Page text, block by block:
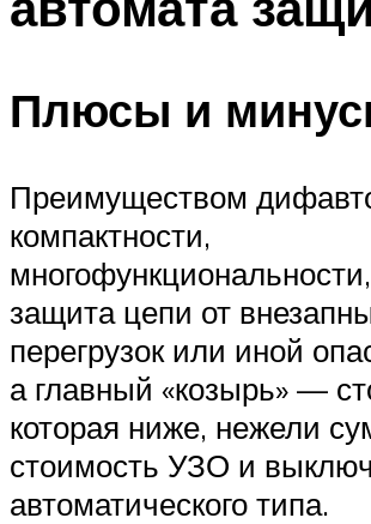
Плюсы и
Преимуществом
компактности,
защита цепи от
перегрузок или иной
а главный «козырь» —
которая ниже, нежели
стоимость УЗО и
автоматического типа.